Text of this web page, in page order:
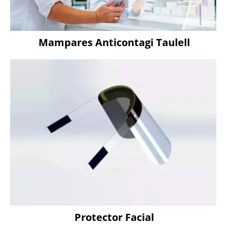
Mampares Anticontagi Taulell
Protector Facial